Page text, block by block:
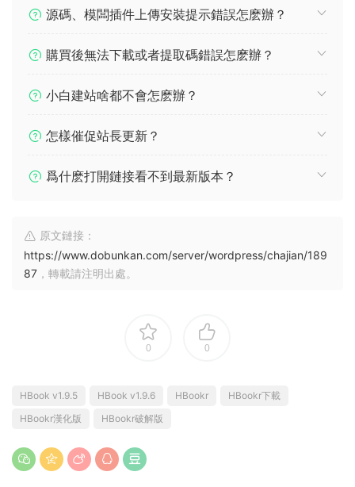
源碼、模闆插件上傳安裝提示錯誤怎麽辦？
購買後無法下載或者提取碼錯誤怎麽辦？
小白建站啥都不會怎麽辦？
怎樣催促站長更新？
爲什麽打開鏈接看不到最新版本？
原文鏈接：
https://www.dobunkan.com/server/wordpress/chajian/189
87 ，轉載請注明出處。
0 0
HBook v1.9.5 HBook v1.9.6 HBookr
HBookr下載
HBookr漢化版
HBookr破解版